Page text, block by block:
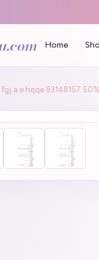
Home
fgj a e hqqe 93148157